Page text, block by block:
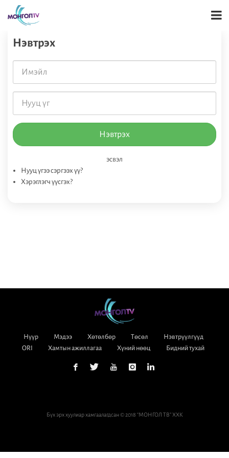
Нэвтрэх
Нэвтрэх
эсвэл
Нууц үгээ сэргээх үү?
Хэрэглэгч үүсгэх?
Нүүр Мэдээ Хөтөлбөр Төсөл
Нэвтрүүлгүүд
ORI
Хамтын ажиллагаа Хүний нөөц Бидний тухай
Бүх эрх хуулиар хамгаалагдсан © 2018 “МОНГОЛ ТВ” ХХК